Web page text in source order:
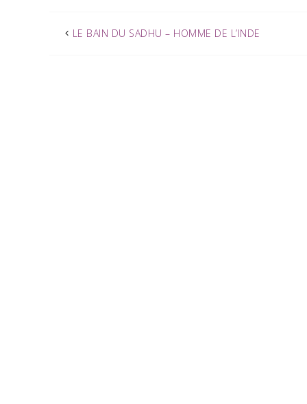
LE BAIN DU SADHU – HOMME DE L’INDE